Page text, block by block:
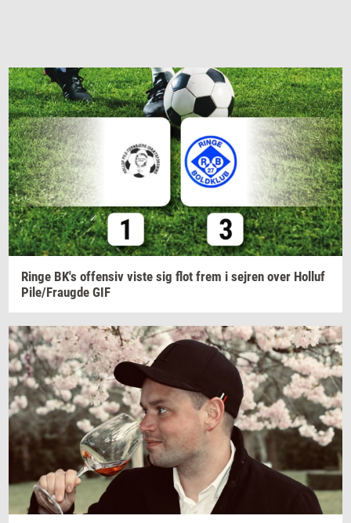
Ringe BK's of­fen­siv viste sig flot frem i sej­ren over Hol­luf
Pile/Fraug­de GIF